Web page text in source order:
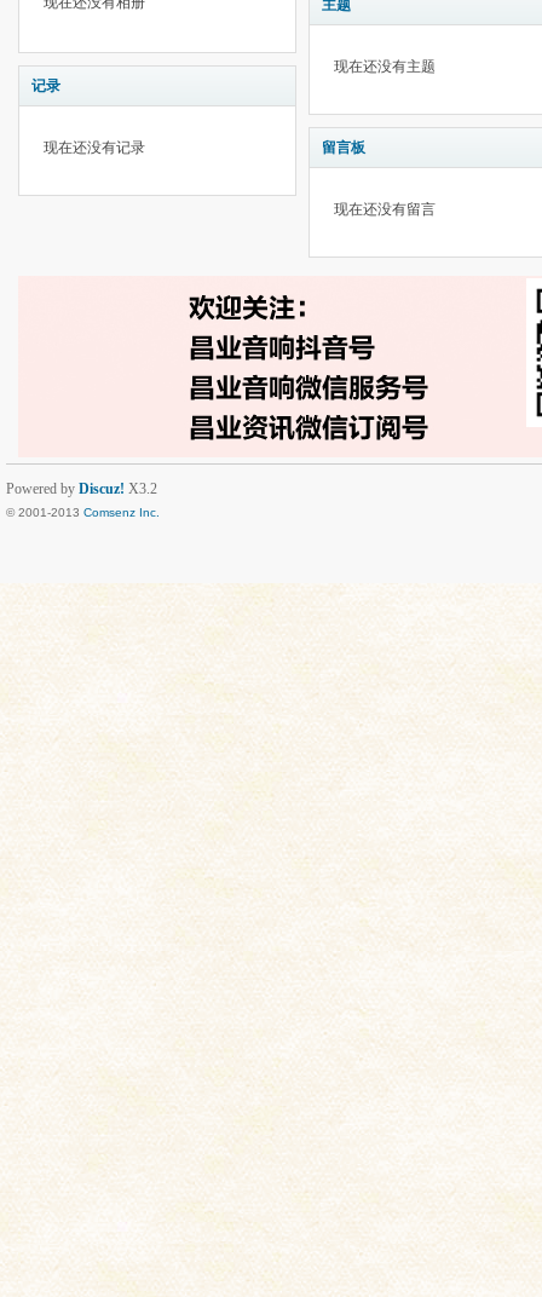
记录
现在还没有记录
主题
现在还没有主题
留言板
现在还没有留言
Powered by Discuz! X3.2
© 2001-2013 Comsenz Inc.